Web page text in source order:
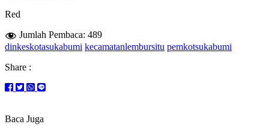
Red
Jumlah Pembaca: 489
dinkeskotasukabumi kecamatanlembursitu pemkotsukabumi
Share :
Baca Juga